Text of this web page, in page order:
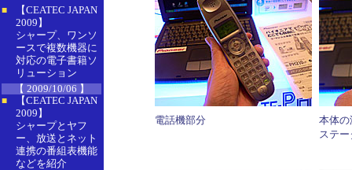
■
【CEATEC JAPAN
2009】
シャープ、ワンソ
ースで複数機器に
対応の電子書籍ソ
リューション
【 2009/10/06 】
■
【CEATEC JAPAN
2009】
シャープとヤフ
ー、放送とネット
連携の番組表機能
などを紹介
電話機部分
本体の
ステ